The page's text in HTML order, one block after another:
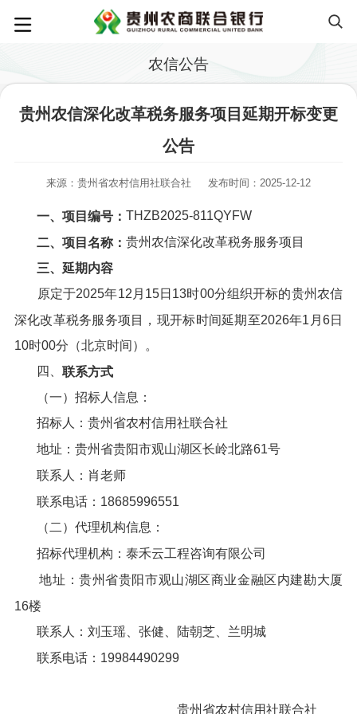
农信公告
贵州农信深化改革税务服务项目延期开标变更
公告
来源：贵州省农村信用社联合社 发布时间：2025-12-12
一、项目编号： THZB2025-811QYFW
二、项目名称： 贵州农信深化改革税务服务项目
三、延期内容
原定于2025年12月15日13时00分组织开标的贵州农信
深化改革税务服务项目，现开标时间延期至2026年1月6日
10时00分（北京时间）。
四、 联系方式
（一）招标人信息：
招标人：贵州省农村信用社联合社
地址：贵州省贵阳市观山湖区长岭北路61号
联系人：肖老师
联系电话：18685996551
（二）代理机构信息：
招标代理机构：泰禾云工程咨询有限公司
地址：贵州省贵阳市观山湖区商业金融区内建勘大厦
16楼
联系人：刘玉瑶、张健、陆朝芝、兰明城
联系电话：19984490299
贵州省农村信用社联合社